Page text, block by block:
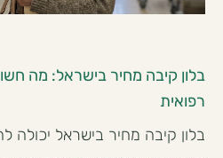
בלון קיבה מחיר בישראל: מה
רפואית
בלון קיבה מחיר בישראל יכולה